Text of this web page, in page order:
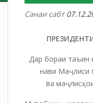
Санаи сабт
Дар бораи таъин
нави Маҷлиси
ва